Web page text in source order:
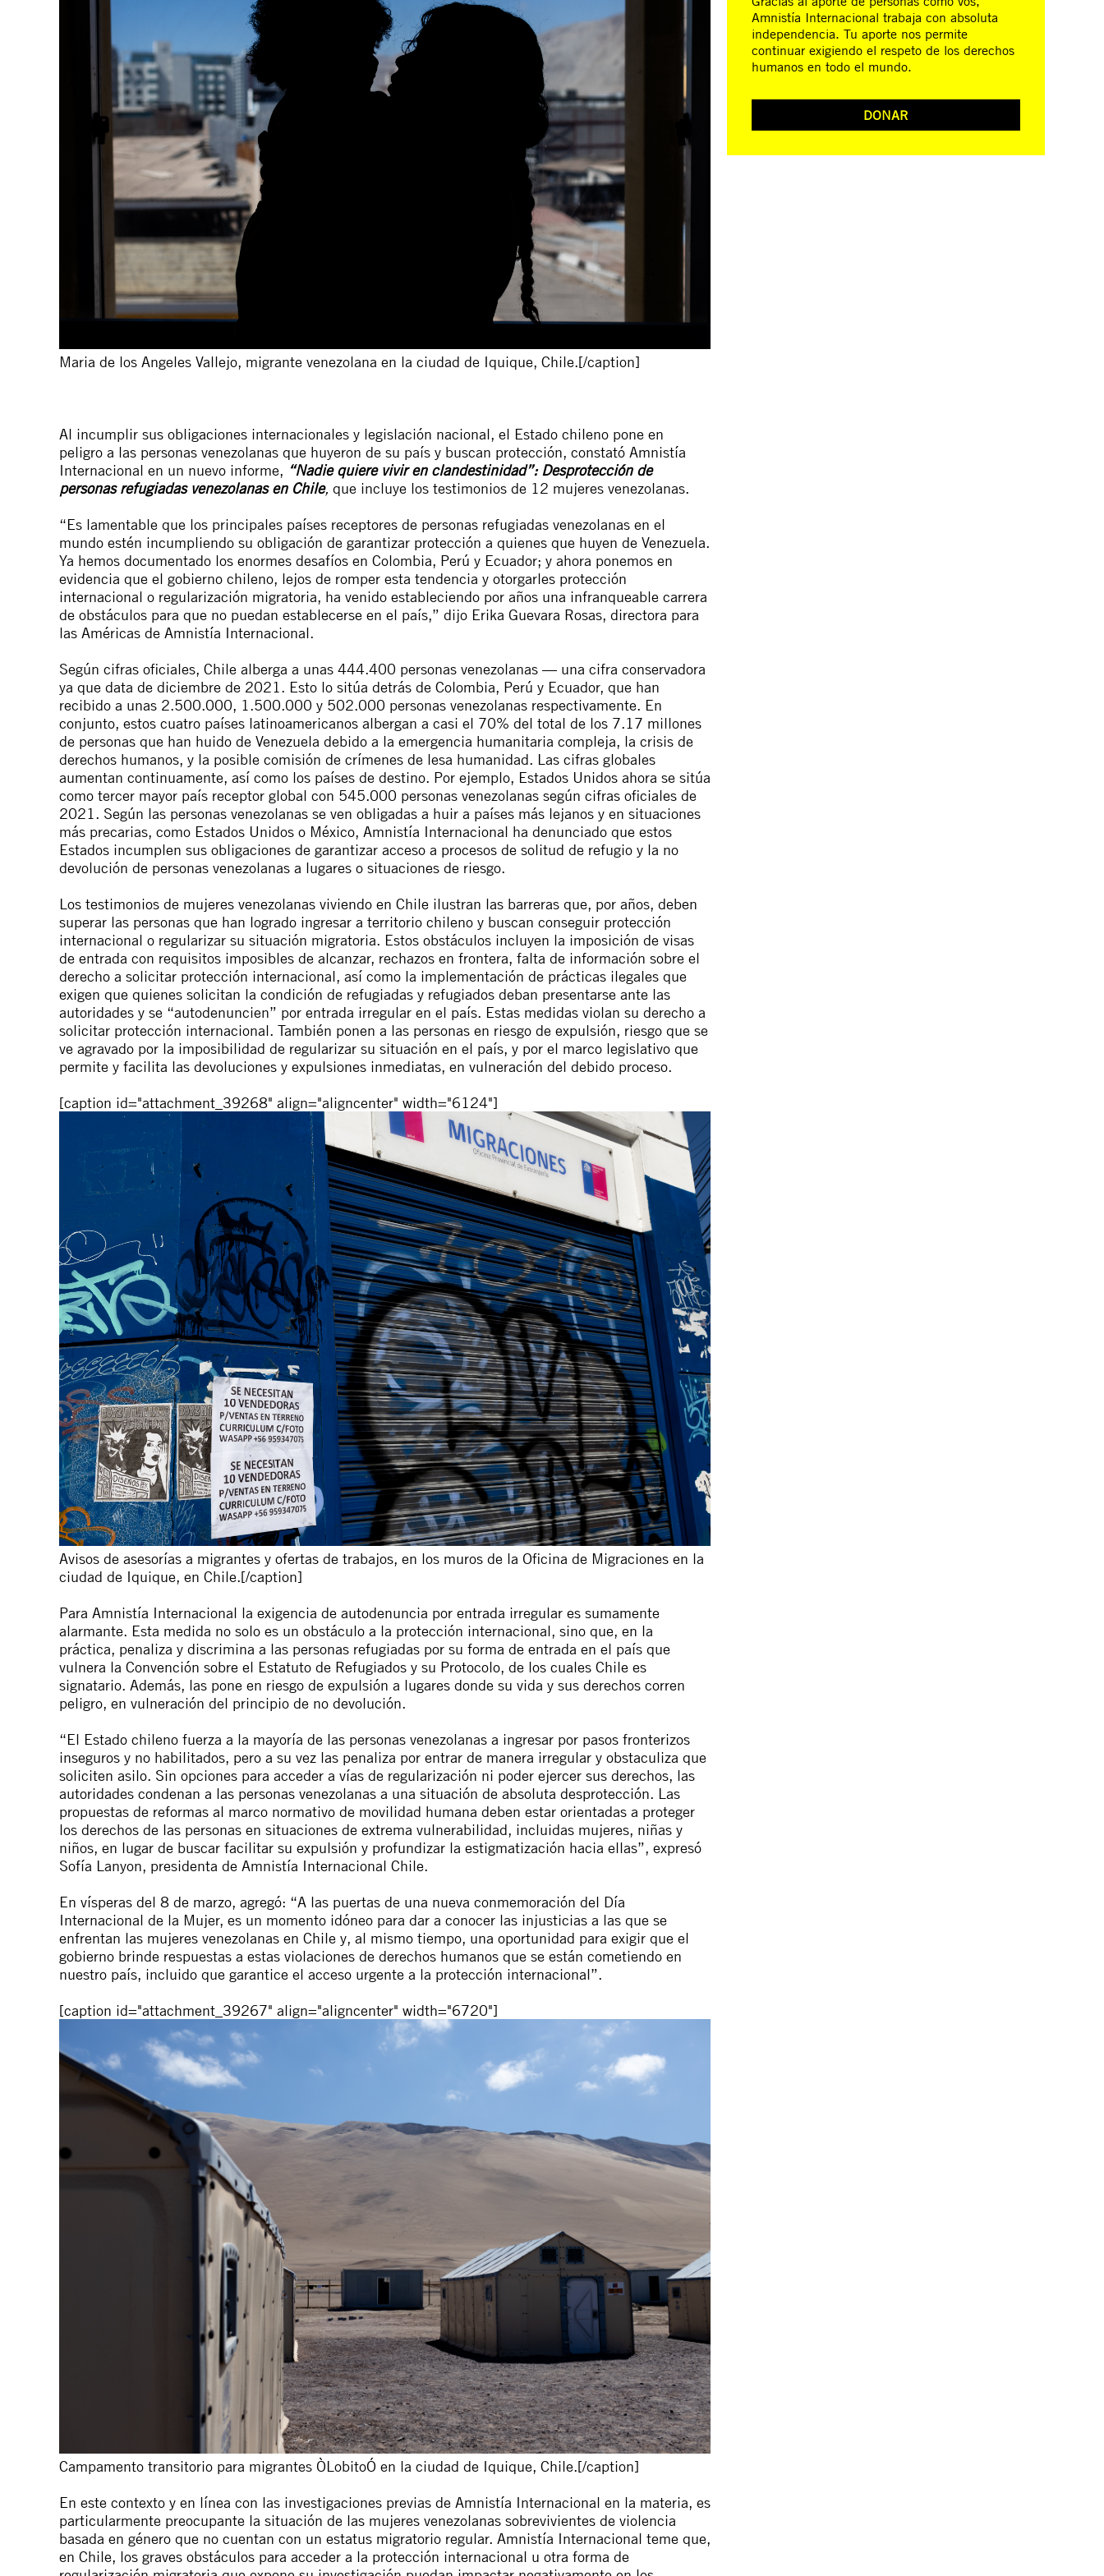
Maria de los Angeles Vallejo, migrante venezolana en la ciudad de Iquique, Chile.[/caption]
Al incumplir sus obligaciones internacionales y legislación nacional, el Estado chileno pone en
peligro a las personas venezolanas que huyeron de su país y buscan protección, constató Amnistía
Internacional en un nuevo informe, “Nadie quiere vivir en clandestinidad”: Desprotección de
personas refugiadas venezolanas en Chile, que incluye los testimonios de 12 mujeres venezolanas.
“Es lamentable que los principales países receptores de personas refugiadas venezolanas en el
mundo estén incumpliendo su obligación de garantizar protección a quienes que huyen de Venezuela.
Ya hemos documentado los enormes desafíos en Colombia, Perú y Ecuador; y ahora ponemos en
evidencia que el gobierno chileno, lejos de romper esta tendencia y otorgarles protección
internacional o regularización migratoria, ha venido estableciendo por años una infranqueable carrera
de obstáculos para que no puedan establecerse en el país,” dijo Erika Guevara Rosas, directora para
las Américas de Amnistía Internacional.
Según cifras oficiales, Chile alberga a unas 444.400 personas venezolanas — una cifra conservadora
ya que data de diciembre de 2021. Esto lo sitúa detrás de Colombia, Perú y Ecuador, que han
recibido a unas 2.500.000, 1.500.000 y 502.000 personas venezolanas respectivamente. En
conjunto, estos cuatro países latinoamericanos albergan a casi el 70% del total de los 7.17 millones
de personas que han huido de Venezuela debido a la emergencia humanitaria compleja, la crisis de
derechos humanos, y la posible comisión de crímenes de lesa humanidad. Las cifras globales
aumentan continuamente, así como los países de destino. Por ejemplo, Estados Unidos ahora se sitúa
como tercer mayor país receptor global con 545.000 personas venezolanas según cifras oficiales de
2021. Según las personas venezolanas se ven obligadas a huir a países más lejanos y en situaciones
más precarias, como Estados Unidos o México, Amnistía Internacional ha denunciado que estos
Estados incumplen sus obligaciones de garantizar acceso a procesos de solitud de refugio y la no
devolución de personas venezolanas a lugares o situaciones de riesgo.
Los testimonios de mujeres venezolanas viviendo en Chile ilustran las barreras que, por años, deben
superar las personas que han logrado ingresar a territorio chileno y buscan conseguir protección
internacional o regularizar su situación migratoria. Estos obstáculos incluyen la imposición de visas
de entrada con requisitos imposibles de alcanzar, rechazos en frontera, falta de información sobre el
derecho a solicitar protección internacional, así como la implementación de prácticas ilegales que
exigen que quienes solicitan la condición de refugiadas y refugiados deban presentarse ante las
autoridades y se “autodenuncien” por entrada irregular en el país. Estas medidas violan su derecho a
solicitar protección internacional. También ponen a las personas en riesgo de expulsión, riesgo que se
ve agravado por la imposibilidad de regularizar su situación en el país, y por el marco legislativo que
permite y facilita las devoluciones y expulsiones inmediatas, en vulneración del debido proceso.
[caption id="attachment_39268" align="aligncenter" width="6124"]
Avisos de asesorías a migrantes y ofertas de trabajos, en los muros de la Oficina de Migraciones en la
ciudad de Iquique, en Chile.[/caption]
Para Amnistía Internacional la exigencia de autodenuncia por entrada irregular es sumamente
alarmante. Esta medida no solo es un obstáculo a la protección internacional, sino que, en la
práctica, penaliza y discrimina a las personas refugiadas por su forma de entrada en el país que
vulnera la Convención sobre el Estatuto de Refugiados y su Protocolo, de los cuales Chile es
signatario. Además, las pone en riesgo de expulsión a lugares donde su vida y sus derechos corren
peligro, en vulneración del principio de no devolución.
“El Estado chileno fuerza a la mayoría de las personas venezolanas a ingresar por pasos fronterizos
inseguros y no habilitados, pero a su vez las penaliza por entrar de manera irregular y obstaculiza que
soliciten asilo. Sin opciones para acceder a vías de regularización ni poder ejercer sus derechos, las
autoridades condenan a las personas venezolanas a una situación de absoluta desprotección. Las
propuestas de reformas al marco normativo de movilidad humana deben estar orientadas a proteger
los derechos de las personas en situaciones de extrema vulnerabilidad, incluidas mujeres, niñas y
niños, en lugar de buscar facilitar su expulsión y profundizar la estigmatización hacia ellas”, expresó
Sofía Lanyon, presidenta de Amnistía Internacional Chile.
En vísperas del 8 de marzo, agregó: “A las puertas de una nueva conmemoración del Día
Internacional de la Mujer, es un momento idóneo para dar a conocer las injusticias a las que se
enfrentan las mujeres venezolanas en Chile y, al mismo tiempo, una oportunidad para exigir que el
gobierno brinde respuestas a estas violaciones de derechos humanos que se están cometiendo en
nuestro país, incluido que garantice el acceso urgente a la protección internacional”.
[caption id="attachment_39267" align="aligncenter" width="6720"]
Campamento transitorio para migrantes ÒLobitoÓ en la ciudad de Iquique, Chile.[/caption]
En este contexto y en línea con las investigaciones previas de Amnistía Internacional en la materia, es
particularmente preocupante la situación de las mujeres venezolanas sobrevivientes de violencia
basada en género que no cuentan con un estatus migratorio regular. Amnistía Internacional teme que,
en Chile, los graves obstáculos para acceder a la protección internacional u otra forma de
Amnistía Internacional trabaja con absoluta
independencia. Tu aporte nos permite
continuar exigiendo el respeto de los derechos
humanos en todo el mundo.
DONAR